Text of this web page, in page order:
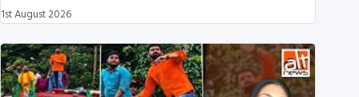
1st August 2026